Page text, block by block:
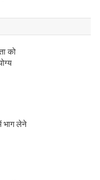
को
भाग लेने